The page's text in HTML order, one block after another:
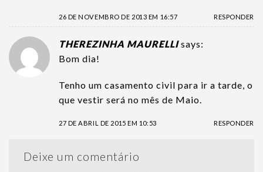
26 DE NOVEMBRO DE 2013 EM 16:57 RESPONDER
THEREZINHA MAURELLI says:
Bom dia!
Tenho um casamento civil para ir a tarde, o
que vestir será no mês de Maio.
27 DE ABRIL DE 2015 EM 10:53 RESPONDER
Deixe um comentário